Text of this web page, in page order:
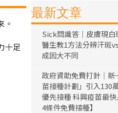
。
十足
最新文章
Sick問識答｜皮膚現白
醫生教1方法分辨汗斑
成因大不同
政府資助免費打針｜新
苗接種計劃」引入130
優先接種 科興疫苗最
4條件免費接種】